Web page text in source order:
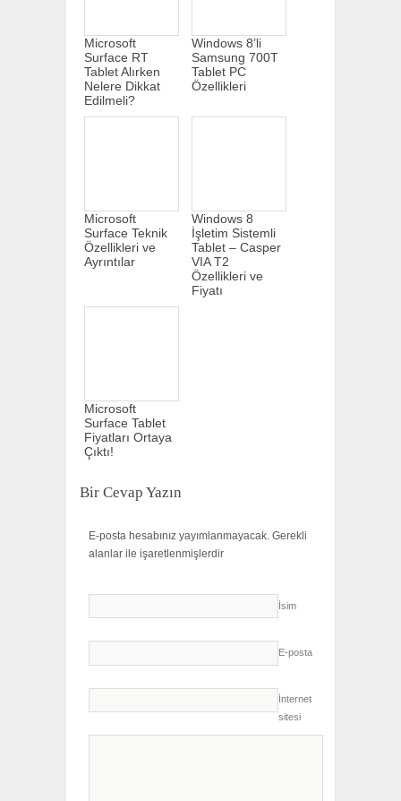
Microsoft
Surface RT
Tablet Alırken
Nelere Dikkat
Edilmeli?
Windows 8’li
Samsung 700T
Tablet PC
Özellikleri
Microsoft
Surface Teknik
Özellikleri ve
Ayrıntılar
Windows 8
İşletim Sistemli
Tablet – Casper
VIA T2
Özellikleri ve
Fiyatı
Microsoft
Surface Tablet
Fiyatları Ortaya
Çıktı!
Bir Cevap Yazın
E-posta hesabınız yayımlanmayacak. Gerekli
alanlar ile işaretlenmişlerdir
İsim
E-posta
İnternet
sitesi